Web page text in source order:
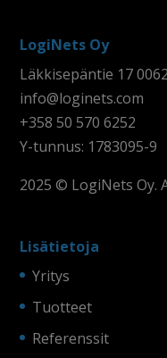
LogiNets Oy
Läkkisepäntie 17
info@loginets.com
+358 50 570 6252
Y-tunnus: 1783095-9
2025 © LogiNets Oy.
Lisätietoja
Yritys
Tuotteet
Referenssit